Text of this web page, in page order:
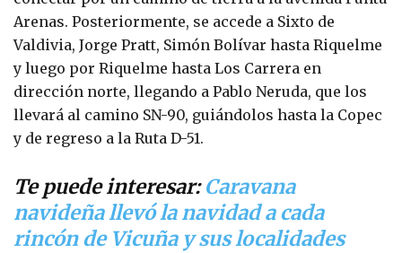
Arenas. Posteriormente, se accede a Sixto de
Valdivia, Jorge Pratt, Simón Bolívar hasta Riquelme
y luego por Riquelme hasta Los Carrera en
dirección norte, llegando a Pablo Neruda, que los
llevará al camino SN-90, guiándolos hasta la Copec
y de regreso a la Ruta D-51.
Te puede interesar:Caravana
navideña llevó la navidad a cada
rincón de Vicuña y sus localidades